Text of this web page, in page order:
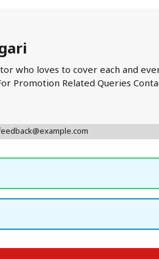
who loves to cover each and
Promotion Related Queries